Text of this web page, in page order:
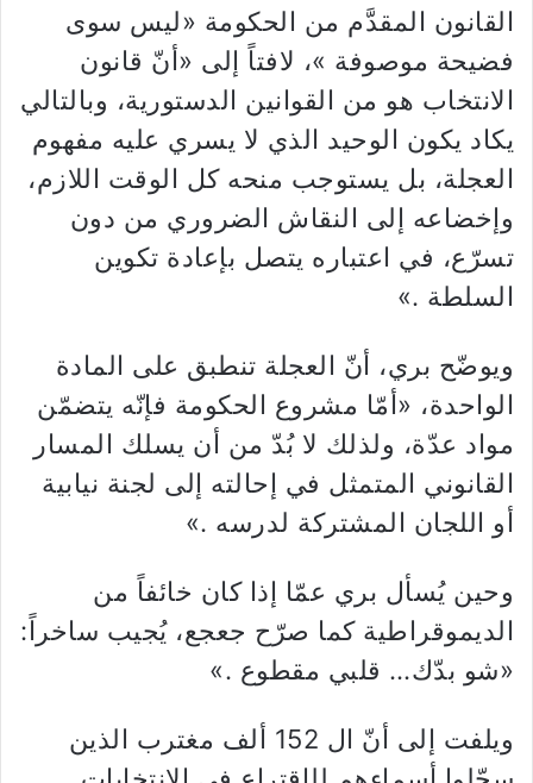
القانون المقدَّم من الحكومة «ليس سوى
فضيحة موصوفة »، لافتاً إلى «أنّ قانون
الانتخاب هو من القوانين الدستورية، وبالتالي
يكاد يكون الوحيد الذي لا يسري عليه مفهوم
العجلة، بل يستوجب منحه كل الوقت اللازم،
وإخضاعه إلى النقاش الضروري من دون
تسرّع، في اعتباره يتصل بإعادة تكوين
السلطة .»
ويوضّح بري، أنّ العجلة تنطبق على المادة
الواحدة، «أمّا مشروع الحكومة فإنّه يتضمّن
مواد عدّة، ولذلك لا بُدّ من أن يسلك المسار
القانوني المتمثل في إحالته إلى لجنة نيابية
أو اللجان المشتركة لدرسه .»
وحين يُسأل بري عمّا إذا كان خائفاً من
الديموقراطية كما صرّح جعجع، يُجيب ساخراً:
«شو بدّك… قلبي مقطوع .»
ويلفت إلى أنّ ال 152 ألف مغترب الذين